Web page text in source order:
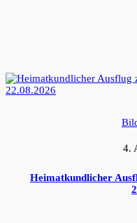
4.
Heimatkundlicher